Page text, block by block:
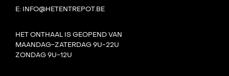
E: INFO@HETENTREPOT.BE
HET ONTHAAL IS GEOPEND VAN
MAANDAG-ZATERDAG 9U-22U
ZONDAG 9U-12U